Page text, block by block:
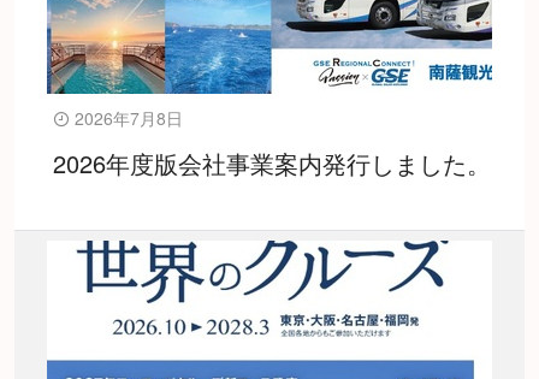
2026年7月8日
2026年度版会社事業案内発行しました。